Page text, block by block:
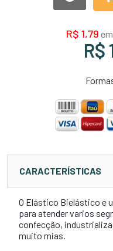
R$ 1,79
R$
CARACTERÍSTICAS
O Elástico Bielástico e
para atender varios
confecção,
muito mias.